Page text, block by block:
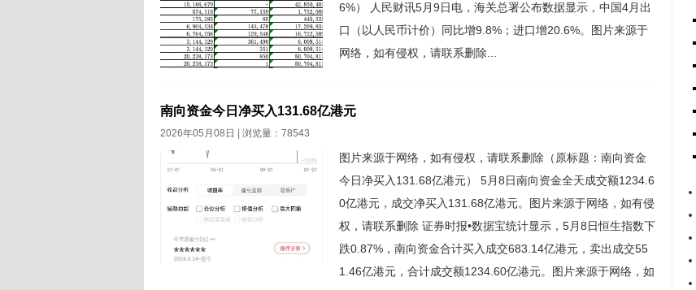
6%） 人民财讯5月9日电，海关总署公布数据显示，中国4月出
口（以人民币计价）同比增9.8%；进口增20.6%。图片来源于
网络，如有侵权，请联系删除...
南向资金今日净买入131.68亿港元
2026年05月08日 | 浏览量：78543
图片来源于网络，如有侵权，请联系删除（原标题：南向资金
今日净买入131.68亿港元） 5月8日南向资金全天成交额1234.6
0亿港元，成交净买入131.68亿港元。图片来源于网络，如有侵
权，请联系删除 证券时报•数据宝统计显示，5月8日恒生指数下
跌0.87%，南向资金合计买入成交683.14亿港元，卖出成交55
1.46亿港元，合计成交额1234.60亿港元。图片来源于网络，如